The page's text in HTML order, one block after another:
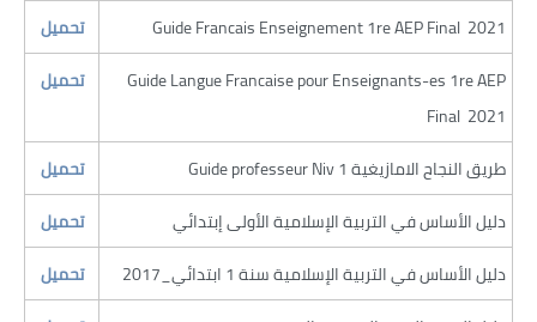
​​تحميل
​Guide Francais Enseignement 1re AEP Final 2021
​​تحميل
​Guide Langue Francaise pour Enseignants-es 1re AEP
Final 2021
​​تحميل
​Guide professeur Niv 1 طريق النجاح الامازيغية
​​تحميل
​دليل الأساس في التربية الإسلامية الأولى إبتدائي
​​تحميل
​دليل الأساس في التربية الإسلامية سنة 1 ابتدائي_2017